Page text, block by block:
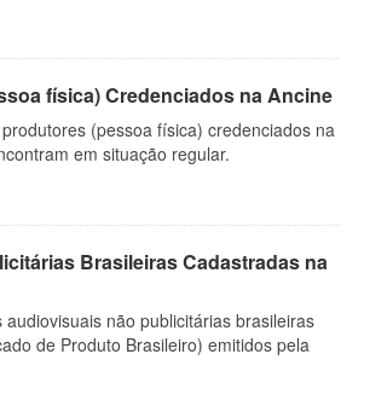
física) Credenciados na Ancine
(pessoa física) credenciados na
em situação regular.
Brasileiras Cadastradas na
audiovisuais não publicitárias brasileiras
de Produto Brasileiro) emitidos pela